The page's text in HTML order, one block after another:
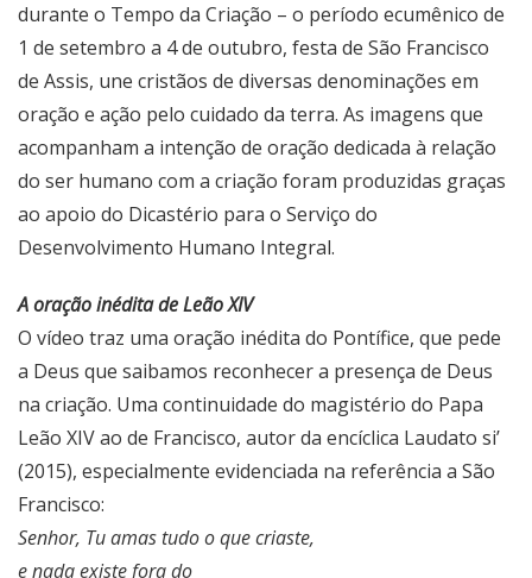
durante o Tempo da Criação – o período ecumênico de
1 de setembro a 4 de outubro, festa de São Francisco
de Assis, une cristãos de diversas denominações em
oração e ação pelo cuidado da terra. As imagens que
acompanham a intenção de oração dedicada à relação
do ser humano com a criação foram produzidas graças
ao apoio do Dicastério para o Serviço do
Desenvolvimento Humano Integral.
A oração inédita de Leão XIV
O vídeo traz uma oração inédita do Pontífice, que pede
a Deus que saibamos reconhecer a presença de Deus
na criação. Uma continuidade do magistério do Papa
Leão XIV ao de Francisco, autor da encíclica Laudato si’
(2015), especialmente evidenciada na referência a São
Francisco:
Senhor, Tu amas tudo o que criaste,
e nada existe fora do